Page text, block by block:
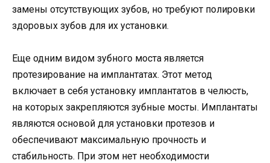
замены отсутствующих зубов, но требуют полировки
здоровых зубов для их установки.
Еще одним видом зубного моста является
протезирование на имплантатах. Этот метод
включает в себя установку имплантатов в челюсть,
на которых закрепляются зубные мосты. Имплантаты
являются основой для установки протезов и
обеспечивают максимальную прочность и
стабильность. При этом нет необходимости